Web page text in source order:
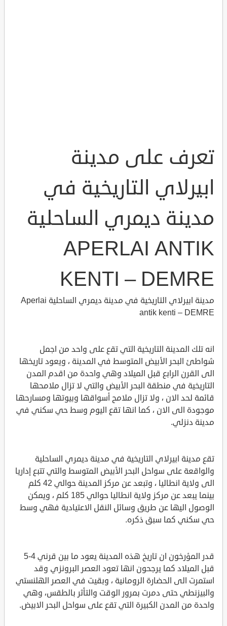
تعرف على مدينة
ابيرلاي التاريخية في
مدينة ديمري الساحلية
APERLAI ANTIK
KENTI – DEMRE
مدينة ابيرلاي التاريخية في مدينة ديمري الساحلية Aperlai
antik kenti – DEMRE
انه تلك المدينة التاريخية التي تقع على واحد من اجمل
شواطئ البحر الأبيض المتوسط في المدينة ، ويعود تاريخها
الى القرن الرابع قبل الميلاد وهي واحدة من اقدم المدن
التاريخية في منطقة البحر الأبيض والتي لا تزال ملامحها
قائمة لحد الان ، ولا تزال ملامح أسواقها وبيوتها ومسارحها
موجودة الى الان ، كما انها تقع اليوم وسط حي سكني في
مدينة دنزلي.
تقع مدينة ابيرلاي التاريخية في مدينة ديمري الساحلية
والواقعة على سواحل البحر الأبيض المتوسط والتي تتبع إداريا
الى ولاية انطاليا ، وتبعد عن مركز المدينة حوالي 42 كلم
بينما يبعد عن مركز ولاية انطاليا حوالي 185 كلم ، ويمكن
الوصول اليها عن طريق وسائل النقل الاعتيادية فهي وسط
حي سكني كما سبق ذكره.
قدر المؤرخون ان تاريخ هذه المدينة يعود ما بين قرني 4-5
قبل الميلاد كما يرجحون انها تعود العصر البرونزي وقد
استمرت الى الحضارة الرومانية ، وبقيت في العصر الهلنستي
والبيزنطي حتى دمرت بمرور الوقت والتأثر بالطقس، وهي
واحدة من المدن الكبيرة التي تقع على سواحل البحر الابيض.